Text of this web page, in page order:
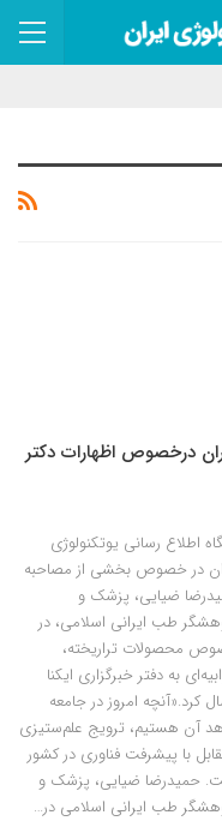
درخصوص اظهارات دکتر
اطلاع رسانی یوتکنولوژی
در خصوص بخشی از مصاحبه
ضیایی، پزشک و
طب ایرانی اسلامی، در
محصولات تراریخته،
به دفتر خبرگزاری ایکنا
کرد.«آنچه امروز در جامعه
آن هستیم، ترویج علم‌ستیزی
با پیشرفت فناوری در کشور
حمیدرضا ضیایی، پزشک و
طب ایرانی اسلامی در…